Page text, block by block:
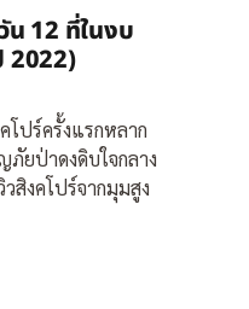
น 12 ที่ในงบ
2022)
โปร์ครั้งแรกหลาก
ยป่าดงดิบใจกลาง
สิงคโปร์จากมุมสูง